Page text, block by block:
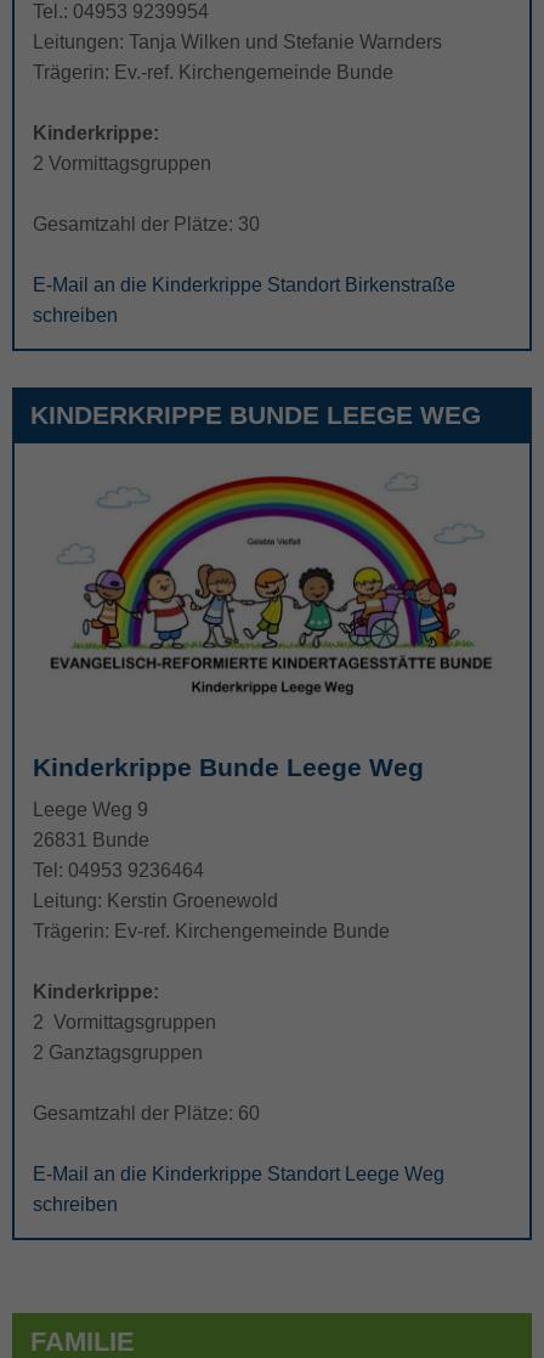
Tel.: 04953 9239954
Leitungen: Tanja Wilken und Stefanie Warnders
Trägerin: Ev.-ref. Kirchengemeinde Bunde
Kinderkrippe:
2 Vormittagsgruppen
Gesamtzahl der Plätze: 30
E-Mail an die Kinderkrippe Standort Birkenstraße
schreiben
KINDERKRIPPE BUNDE LEEGE WEG
Kinderkrippe Bunde Leege Weg
Leege Weg 9
26831 Bunde
Tel: 04953 9236464
Leitung: Kerstin Groenewold
Trägerin: Ev-ref. Kirchengemeinde Bunde
Kinderkrippe:
2 Vormittagsgruppen
2 Ganztagsgruppen
Gesamtzahl der Plätze: 60
E-Mail an die Kinderkrippe Standort Leege Weg
schreiben
FAMILIE